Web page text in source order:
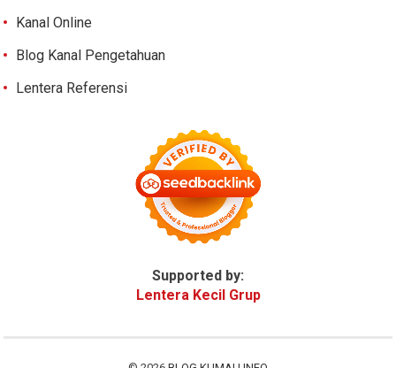
Kanal Online
Blog Kanal Pengetahuan
Lentera Referensi
Supported by:
Lentera Kecil Grup